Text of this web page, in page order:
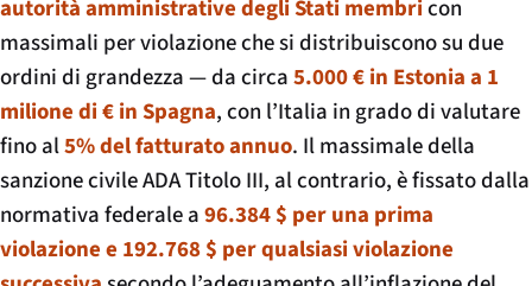
autorità amministrative degli Stati membricon
massimali per violazione che si distribuiscono su due
ordini di grandezza — da circa5.000 € in Estonia a 1
milione di € in Spagna, con l’Italia in grado di valutare
fino al5% del fatturato annuo. Il massimale della
sanzione civile ADA Titolo III, al contrario, è fissato dalla
normativa federale a96.384 $ per una prima
violazione e 192.768 $ per qualsiasi violazione